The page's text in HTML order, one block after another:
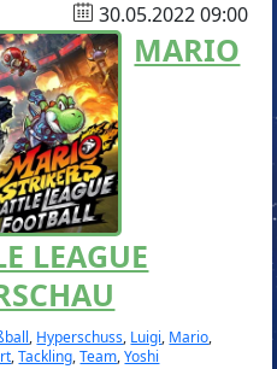
30.05.2022 09:00
MARIO
LEAGUE
, Hyperschuss, Luigi, Mario,
,Tackling,Team,Yoshi